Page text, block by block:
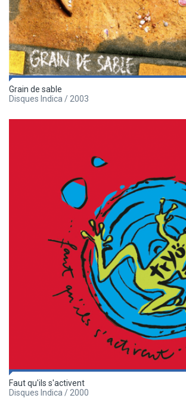
Grain de sable
Disques Indica / 2003
Faut qu'ils s'activent
Disques Indica / 2000